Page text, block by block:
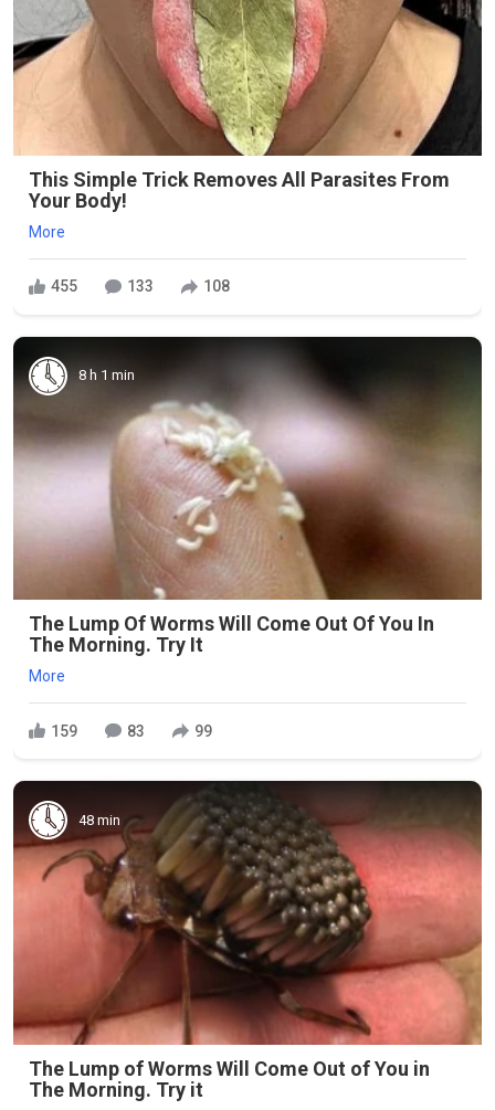
This Simple Trick Removes All Parasites From
Your Body!
More
455 133 108
8 h 1 min
The Lump Of Worms Will Come Out Of You In
The Morning. Try It
More
159 83 99
48 min
The Lump of Worms Will Come Out of You in
The Morning. Try it